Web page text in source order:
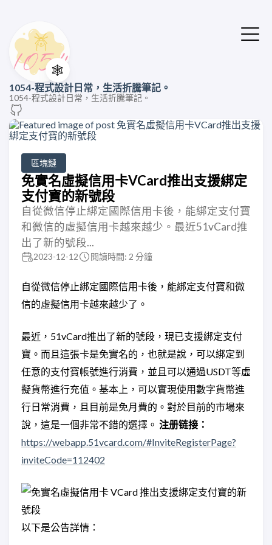
🕸️
1054-程式設計日常，生活折騰筆記。
1054-程式設計日常，生活折騰筆記。
區塊鏈
免實名虛擬信用卡VCard推出支援綁定
支付寶的新號段
自從微信停止綁定國際信用卡後，能綁定支付寶
和微信的虛擬信用卡越來越少。最近51vCard推
出了新的號段...
2023-12-12 閱讀時間: 2 分鐘
自從微信停止綁定國際信用卡後，能綁定支付寶和微
信的虛擬信用卡越來越少了。
最近，51vCard推出了新的號段，現已支援綁定支付
寶。而且這張卡是免實名的，也就是說，可以綁定到
任意的支付寶帳號進行消費，並且可以通過USDT等虛
擬貨幣進行充值。基本上，可以實現使用數字貨幣進
行日常消費，且目前是免月費的。對於目前的市場來
說，這是一個非常不錯的選擇。 注册链接：
https://webapp.51vcard.com/#InviteRegisterPage?
inviteCode=112402
以下是公告詳情：